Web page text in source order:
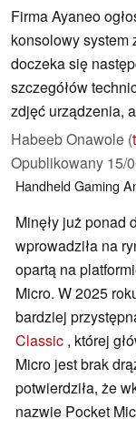
Firma Ayaneo
konsolowy system
doczeka się
szczegółów
zdjęć urządzenia,
Habeeb Onawole (
Opublikowany 15/
HandheldGaming
Minęły już ponad
wprowadziła na
opartą na
Micro. W 2025
bardziej
Classic , której
Micro jest brak
potwierdziła, że
nazwie Pocket